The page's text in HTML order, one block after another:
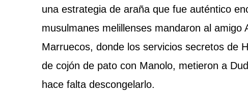
una estrategia de araña que fue auténtico
musulmanes melillenses mandaron al
Marruecos, donde los servicios secretos de
de cojón de pato con Manolo, metieron a
hace falta descongelarlo.